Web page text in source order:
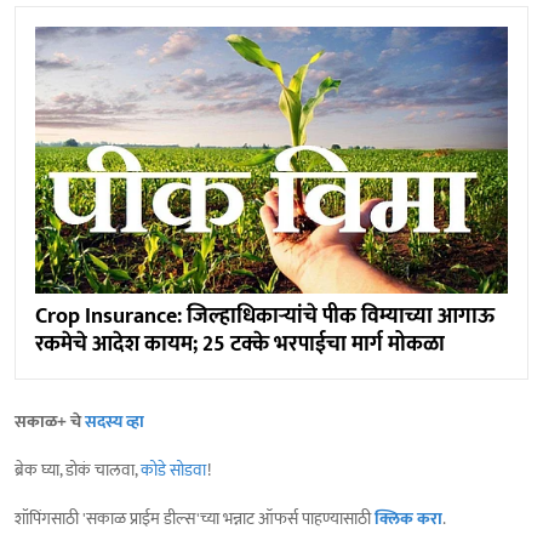
Crop Insurance: जिल्हाधिकाऱ्यांचे पीक विम्याच्या आगाऊ
रकमेचे आदेश कायम; 25 टक्के भरपाईचा मार्ग मोकळा
सकाळ+ चेसदस्य व्हा
ब्रेक घ्या, डोकं चालवा,कोडे सोडवा!
शॉपिंगसाठी 'सकाळ प्राईम डील्स'च्या भन्नाट ऑफर्स पाहण्यासाठीक्लिक करा.